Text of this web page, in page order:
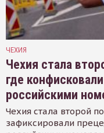
ЧЕХИЯ
Чехия стала
где
российскими
Чехия стала второй
зафиксировали